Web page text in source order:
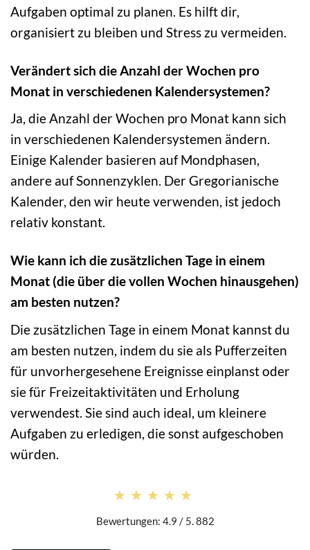
Aufgaben optimal zu planen. Es hilft dir,
organisiert zu bleiben und Stress zu vermeiden.
Verändert sich die Anzahl der Wochen pro
Monat in verschiedenen Kalendersystemen?
Ja, die Anzahl der Wochen pro Monat kann sich
in verschiedenen Kalendersystemen ändern.
Einige Kalender basieren auf Mondphasen,
andere auf Sonnenzyklen. Der Gregorianische
Kalender, den wir heute verwenden, ist jedoch
relativ konstant.
Wie kann ich die zusätzlichen Tage in einem
Monat (die über die vollen Wochen hinausgehen)
am besten nutzen?
Die zusätzlichen Tage in einem Monat kannst du
am besten nutzen, indem du sie als Pufferzeiten
für unvorhergesehene Ereignisse einplanst oder
sie für Freizeitaktivitäten und Erholung
verwendest. Sie sind auch ideal, um kleinere
Aufgaben zu erledigen, die sonst aufgeschoben
würden.
★★★★★
★★★★★
Bewertungen: 4.9 / 5. 882